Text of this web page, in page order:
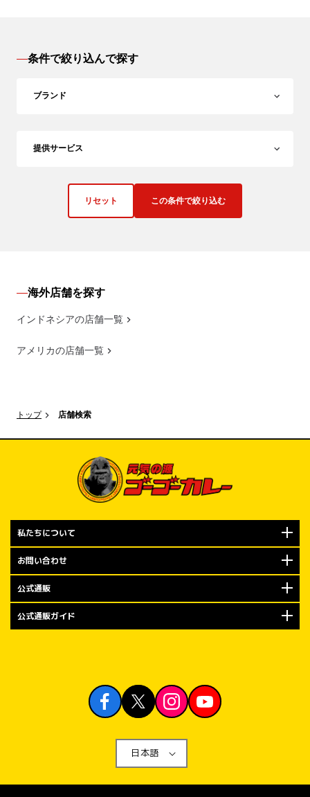
トップ 店舗検索
条件で絞り込んで探す
ブランド
提供サービス
リセット この条件で絞り込む
海外店舗を探す
インドネシアの店舗一覧
アメリカの店舗一覧
私たちについて
お問い合わせ
公式通販
公式通販ガイド
日本語